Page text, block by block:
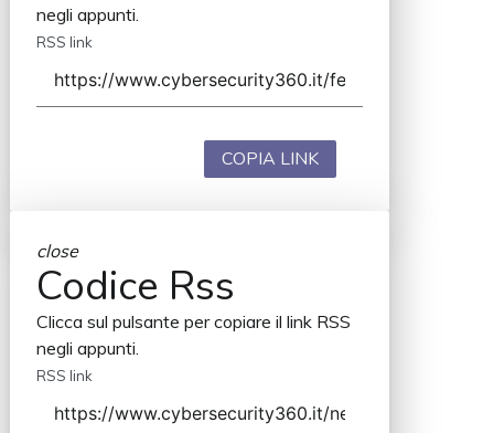
negli appunti.
RSS link
COPIA LINK
close
Codice Rss
Clicca sul pulsante per copiare il link RSS
negli appunti.
RSS link